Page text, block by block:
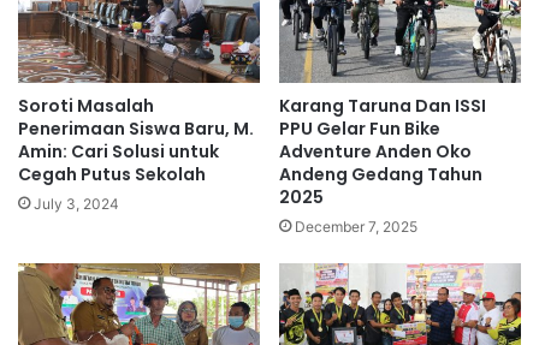
Soroti Masalah
Penerimaan Siswa Baru, M.
Amin: Cari Solusi untuk
Cegah Putus Sekolah
July 3, 2024
Karang Taruna Dan ISSI
PPU Gelar Fun Bike
Adventure Anden Oko
Andeng Gedang Tahun
2025
December 7, 2025